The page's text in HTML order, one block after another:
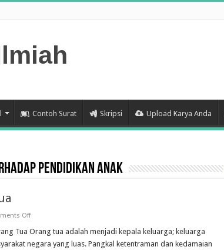
Contoh Surat Skripsi Upload Karya Anda
Pendidikan Anak
Offon
Tentang
Orang
Tua
Tua Orang tua adalah menjadi kepala keluarga; keluarga
negara yang luas. Pangkal ketentraman dan kedamaian